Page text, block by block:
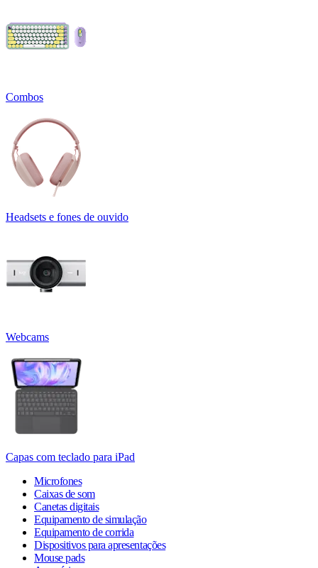
Combos
Headsets e fones de ouvido
Webcams
Capas com teclado para iPad
Microfones
Caixas de som
Canetas digitais
Equipamento de simulação
Equipamento de corrida
Dispositivos para apresentações
Mouse pads